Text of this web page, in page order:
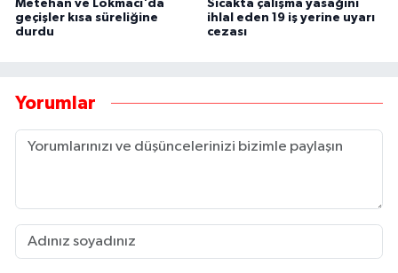
Metehan ve Lokmacı'da
geçişler kısa süreliğine
durdu
Sıcakta çalışma yasağını
ihlal eden 19 iş yerine uyarı
cezası
Yorumlar